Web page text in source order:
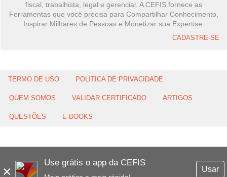
×
Use grátis o app da CEFIS
Usar
fiscal, trabalhista, legal e gerencial. A CEFIS fornece as
Ferramentas que você precisa para Compartilhar Conhecimento,
Inspirar Milhares de Pessoas e Monetizar sua Expertise.
CADASTRE-SE
TERMO DE USO POLITICA DE PRIVACIDADE
QUEM SOMOS VALIDAR CERTIFICADO ARTIGOS
QUESTÕES E-BOOKS